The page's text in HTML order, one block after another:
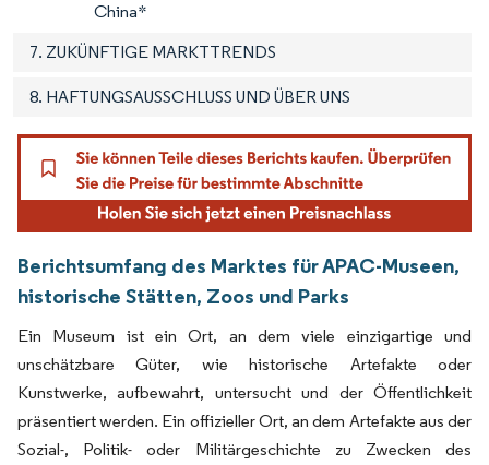
China*
7. ZUKÜNFTIGE MARKTTRENDS
8. HAFTUNGSAUSSCHLUSS UND ÜBER UNS
Berichtsumfang des Marktes für APAC-Museen,
historische Stätten, Zoos und Parks
Ein Museum ist ein Ort, an dem viele einzigartige und
unschätzbare Güter, wie historische Artefakte oder
Kunstwerke, aufbewahrt, untersucht und der Öffentlichkeit
präsentiert werden. Ein offizieller Ort, an dem Artefakte aus der
Sozial-, Politik- oder Militärgeschichte zu Zwecken des